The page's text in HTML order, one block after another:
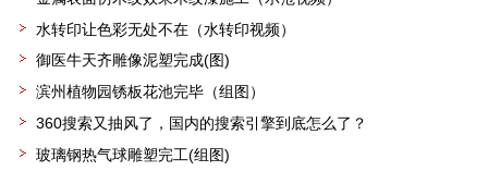
水转印让色彩无处不在（水转印视频）
御医牛天齐雕像泥塑完成(图)
滨州植物园锈板花池完毕（组图）
360搜索又抽风了，国内的搜索引擎到底怎么了？
玻璃钢热气球雕塑完工(组图)